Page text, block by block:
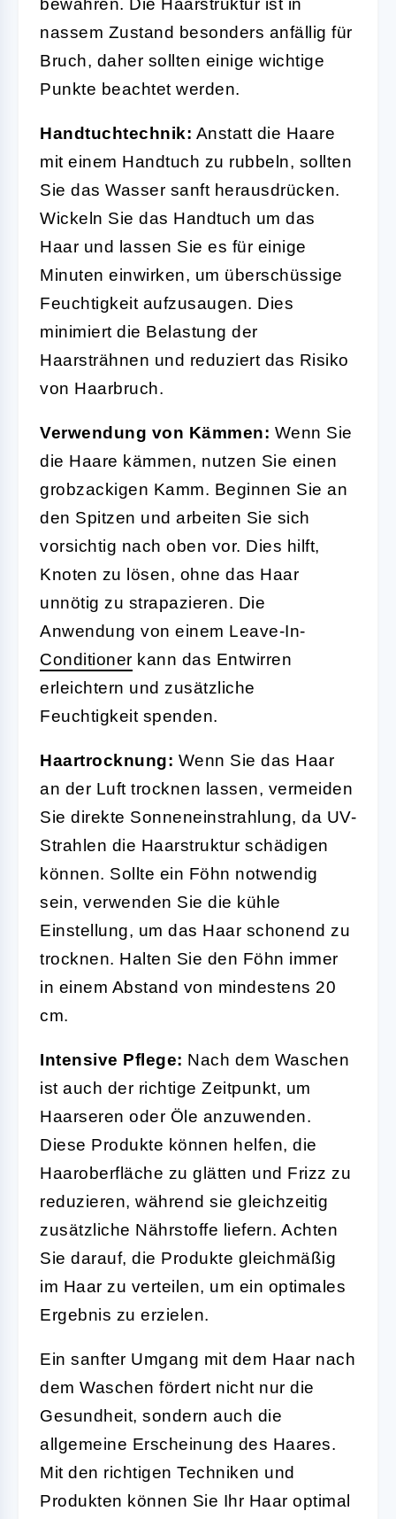
bewahren. Die Haarstruktur ist in
nassem Zustand besonders anfällig für
Bruch, daher sollten einige wichtige
Punkte beachtet werden.
Handtuchtechnik: Anstatt die Haare
mit einem Handtuch zu rubbeln, sollten
Sie das Wasser sanft herausdrücken.
Wickeln Sie das Handtuch um das
Haar und lassen Sie es für einige
Minuten einwirken, um überschüssige
Feuchtigkeit aufzusaugen. Dies
minimiert die Belastung der
Haarsträhnen und reduziert das Risiko
von Haarbruch.
Verwendung von Kämmen: Wenn Sie
die Haare kämmen, nutzen Sie einen
grobzackigen Kamm. Beginnen Sie an
den Spitzen und arbeiten Sie sich
vorsichtig nach oben vor. Dies hilft,
Knoten zu lösen, ohne das Haar
unnötig zu strapazieren. Die
Anwendung von einem Leave-In-
Conditioner kann das Entwirren
erleichtern und zusätzliche
Feuchtigkeit spenden.
Haartrocknung: Wenn Sie das Haar
an der Luft trocknen lassen, vermeiden
Sie direkte Sonneneinstrahlung, da UV-
Strahlen die Haarstruktur schädigen
können. Sollte ein Föhn notwendig
sein, verwenden Sie die kühle
Einstellung, um das Haar schonend zu
trocknen. Halten Sie den Föhn immer
in einem Abstand von mindestens 20
cm.
Intensive Pflege: Nach dem Waschen
ist auch der richtige Zeitpunkt, um
Haarseren oder Öle anzuwenden.
Diese Produkte können helfen, die
Haaroberfläche zu glätten und Frizz zu
reduzieren, während sie gleichzeitig
zusätzliche Nährstoffe liefern. Achten
Sie darauf, die Produkte gleichmäßig
im Haar zu verteilen, um ein optimales
Ergebnis zu erzielen.
Ein sanfter Umgang mit dem Haar nach
dem Waschen fördert nicht nur die
Gesundheit, sondern auch die
allgemeine Erscheinung des Haares.
Mit den richtigen Techniken und
Produkten können Sie Ihr Haar optimal